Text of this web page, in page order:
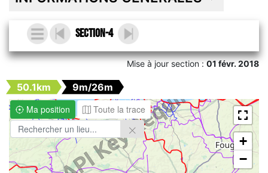
section-4
Mise à jour section : 01 févr. 2018
50.1km
9m/26m
Ma position
Toute la trace
+
−